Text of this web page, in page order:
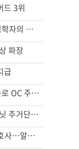
드 3위
“로또, 이 번호 찍지 마라” 물리학자의 당첨금 높이는 비밀
파장
급
“전쟁터 같았다”…테슬라 충돌로 OC 주택 4채 파손
부에나파크 한인타운에 281유닛 주거단지 들어선다
응급실서 폭력 환자 제압한 간호사…알고 보니